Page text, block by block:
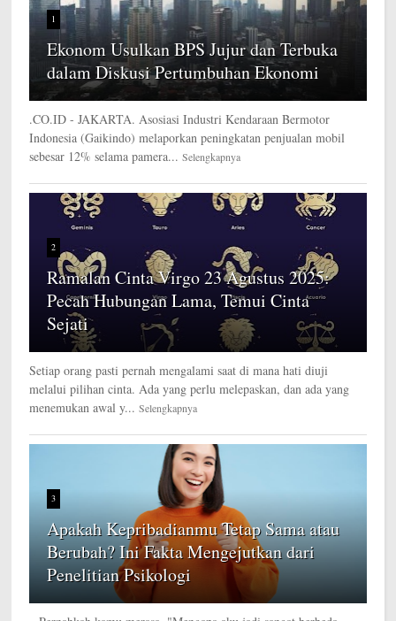
1
Ekonom Usulkan BPS Jujur dan Terbuka
dalam Diskusi Pertumbuhan Ekonomi
.CO.ID - JAKARTA. Asosiasi Industri Kendaraan Bermotor
Indonesia (Gaikindo) melaporkan peningkatan penjualan mobil
sebesar 12% selama pamera... Selengkapnya
2
Ramalan Cinta Virgo 23 Agustus 2025:
Pecah Hubungan Lama, Temui Cinta
Sejati
Setiap orang pasti pernah mengalami saat di mana hati diuji
melalui pilihan cinta. Ada yang perlu melepaskan, dan ada yang
menemukan awal y... Selengkapnya
3
Apakah Kepribadianmu Tetap Sama atau
Berubah? Ini Fakta Mengejutkan dari
Penelitian Psikologi